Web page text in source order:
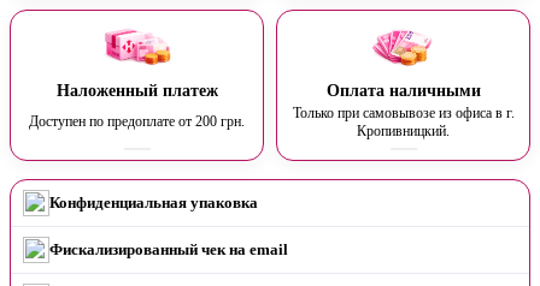
Наложенный платеж
Доступен по предоплате от 200 грн.
Оплата наличными
Только при самовывозе из офиса в г.
Кропивницкий.
Конфиденциальная упаковка
Фискализированный чек на email